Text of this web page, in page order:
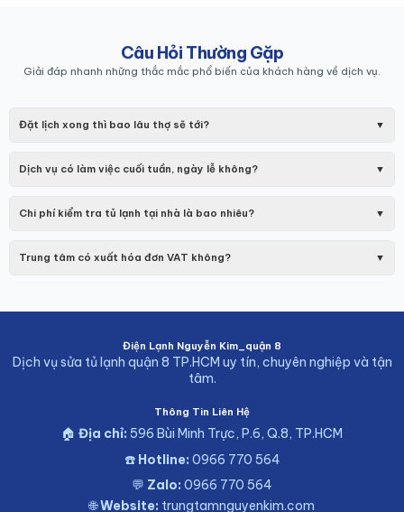
Câu Hỏi Thường Gặp
Giải đáp nhanh những thắc mắc phổ biến của khách hàng về dịch vụ.
Đặt lịch xong thì bao lâu thợ sẽ tới? ▼
mặt tại địa chỉ của bạn ở Quận 8 trong vòng 30 phút.
Dịch vụ có làm việc cuối tuần, ngày lễ không? ▼
trong tuần, bao gồm cả Thứ 7, Chủ Nhật và các ngày lễ, Tết
Chi phí kiểm tra tủ lạnh tại nhà là bao nhiêu? ▼
Nếu bạn không đồng ý với phương án và chi phí sửa chữa,
Trung tâm có xuất hóa đơn VAT không? ▼
Điện Lạnh Nguyễn Kim_quận 8
Dịch vụ sửa tủ lạnh quận 8 TP.HCM uy tín, chuyên nghiệp và tận
tâm.
Thông Tin Liên Hệ
🏠 Địa chỉ: 596 Bùi Minh Trực, P.6, Q.8, TP.HCM
☎️ Hotline: 0966 770 564
💬 Zalo: 0966 770 564
🌐Website: trungtamnguyenkim.com